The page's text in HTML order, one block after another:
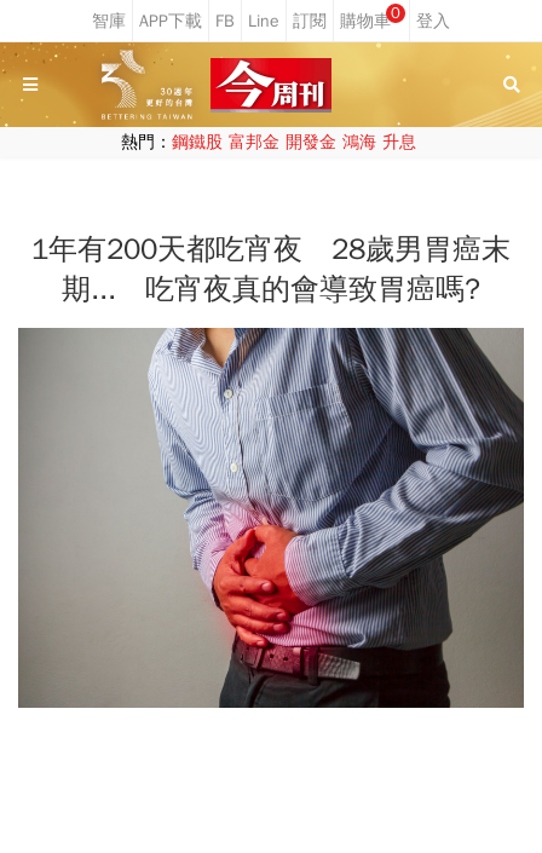
0
熱門： 鋼鐵股 富邦金 開發金 鴻海 升息
1年有200天都吃宵夜 28歲男胃癌末
期... 吃宵夜真的會導致胃癌嗎?